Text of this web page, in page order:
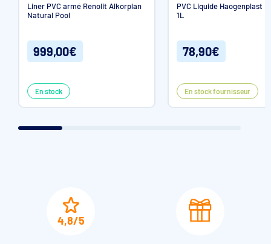
Liner PVC armé Renolit Alkorplan
Natural Pool
999,00€
En stock
PVC Liquide Haogenplast
1L
78,90€
En stock fournisseur
4,8/5